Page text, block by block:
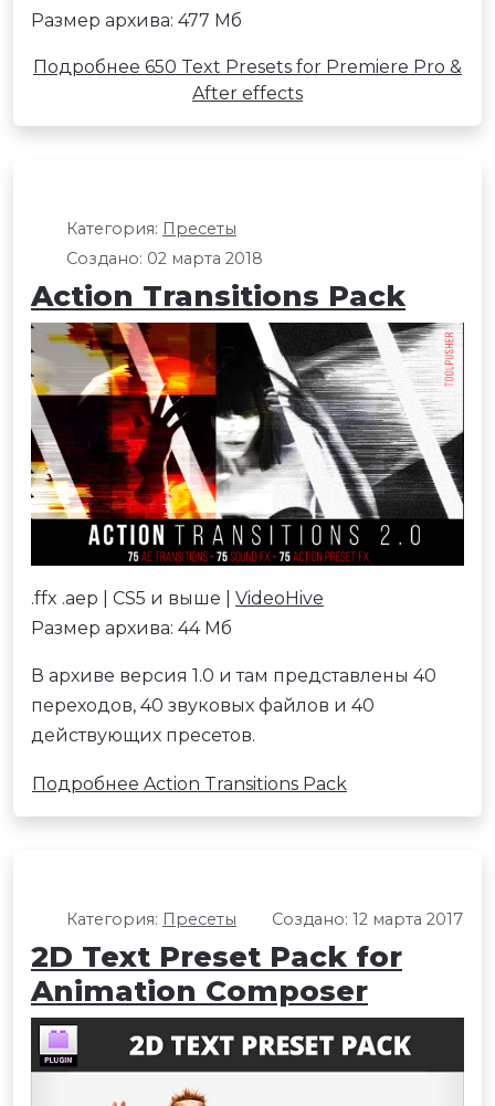
Размер архива: 477 Мб
Подробнее 650 Text Presets for Premiere Pro &
After effects
Категория: Пресеты
Создано: 02 марта 2018
Action Transitions Pack
.ffx .aep | CS5 и выше | VideoHive
Размер архива: 44 Мб
В архиве версия 1.0 и там представлены 40
переходов, 40 звуковых файлов и 40
действующих пресетов.
Подробнее Action Transitions Pack
Категория: Пресеты Создано: 12 марта 2017
2D Text Preset Pack for
Animation Composer